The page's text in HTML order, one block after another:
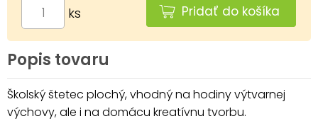
ks Pridať do košíka
Popis tovaru
Školský štetec plochý, vhodný na hodiny výtvarnej
výchovy, ale i na domácu kreatívnu tvorbu.